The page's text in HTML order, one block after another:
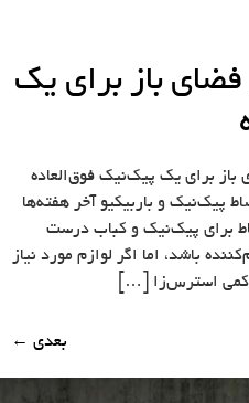
فضای باز برای یک
باز برای یک پیک‌نیک فوق‌العاده
پیک‌نیک و باربیکیو آخر هفته‌ها
برای پیک‌نیک و کباب درست
باشد، اما اگر لوازم مورد نیاز
کمی استرس‌زا […]
بعدی ←